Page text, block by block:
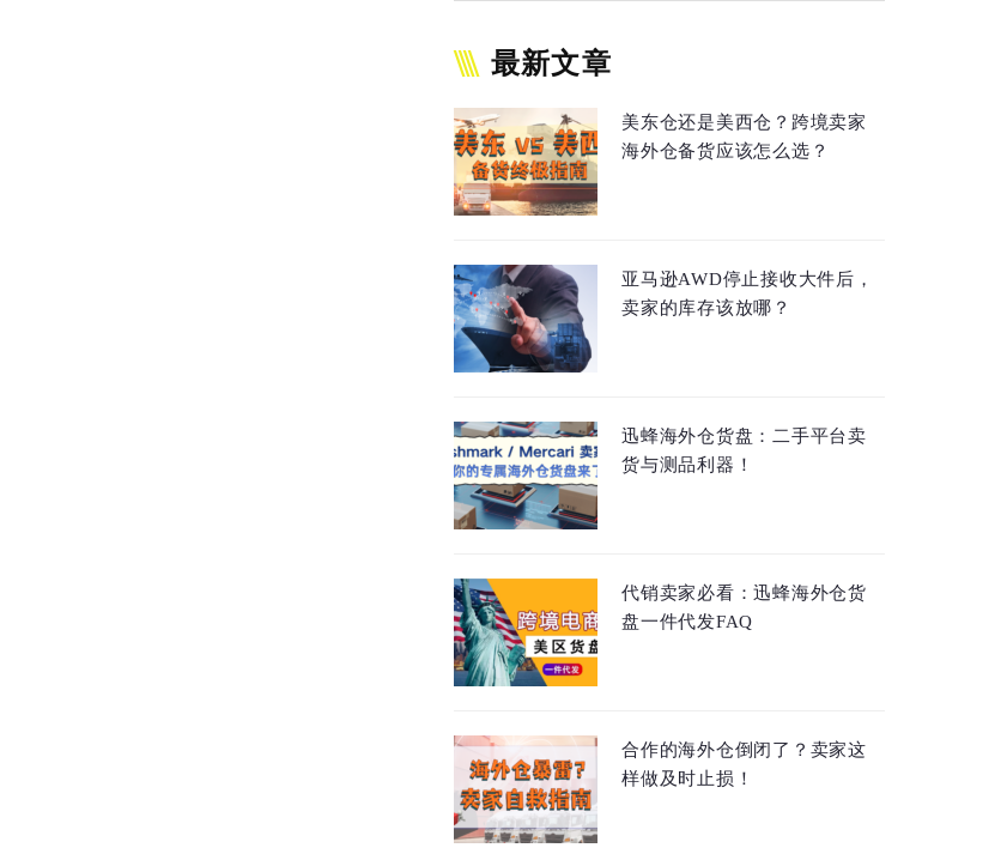
最新文章
美东仓还是美西仓？跨境卖家
海外仓备货应该怎么选？
亚马逊AWD停止接收大件后，
卖家的库存该放哪？
迅蜂海外仓货盘：二手平台卖
货与测品利器！
代销卖家必看：迅蜂海外仓货
盘一件代发FAQ
合作的海外仓倒闭了？卖家这
样做及时止损！